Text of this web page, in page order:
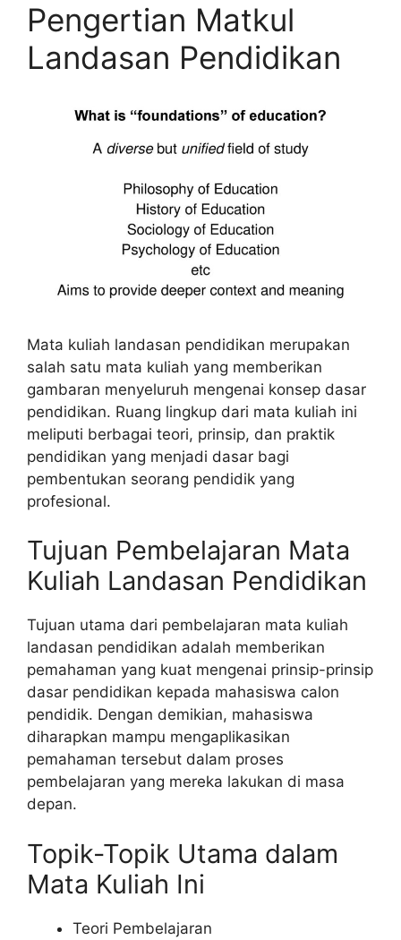
Pengertian Matkul
Landasan Pendidikan
Mata kuliah landasan pendidikan merupakan
salah satu mata kuliah yang memberikan
gambaran menyeluruh mengenai konsep dasar
pendidikan. Ruang lingkup dari mata kuliah ini
meliputi berbagai teori, prinsip, dan praktik
pendidikan yang menjadi dasar bagi
pembentukan seorang pendidik yang
profesional.
Tujuan Pembelajaran Mata
Kuliah Landasan Pendidikan
Tujuan utama dari pembelajaran mata kuliah
landasan pendidikan adalah memberikan
pemahaman yang kuat mengenai prinsip-prinsip
dasar pendidikan kepada mahasiswa calon
pendidik. Dengan demikian, mahasiswa
diharapkan mampu mengaplikasikan
pemahaman tersebut dalam proses
pembelajaran yang mereka lakukan di masa
depan.
Topik-Topik Utama dalam
Mata Kuliah Ini
Teori Pembelajaran